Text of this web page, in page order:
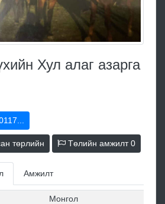
Хул алаг азарга
төрлийн Төлийн амжилт0
Амжилт
Монгол